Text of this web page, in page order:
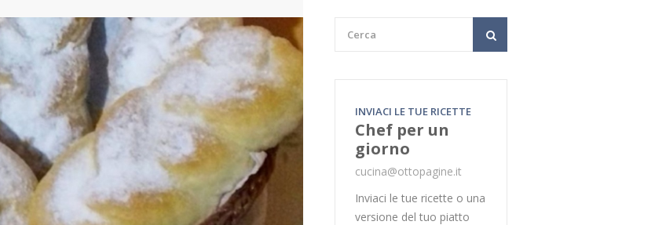
INVIACI LE TUE RICETTE
Chef per un
giorno
cucina@ottopagine.it
Inviaci le tue ricette o una
versione del tuo piatto